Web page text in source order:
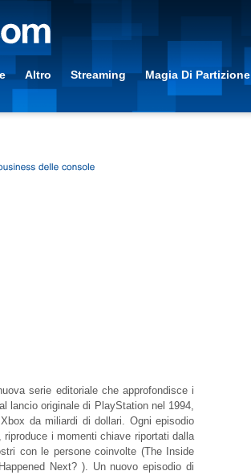
Altro Streaming Magia Di Partizione
serie editoriale che approfondisce i
lancio originale di PlayStation nel 1994,
da miliardi di dollari. Ogni episodio
i momenti chiave riportati dalla
con le persone coinvolte (The Inside
Next? ). Un nuovo episodio di